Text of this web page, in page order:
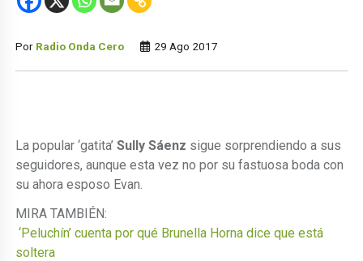
Por Radio Onda Cero 29 Ago 2017
La popular ‘gatita’Sully Sáenz sigue sorprendiendo a sus
seguidores, aunque esta vez no por su fastuosa boda con
su ahora esposo Evan.
MIRA TAMBIÉN:
‘Peluchín’ cuenta por qué Brunella Horna dice que está
soltera